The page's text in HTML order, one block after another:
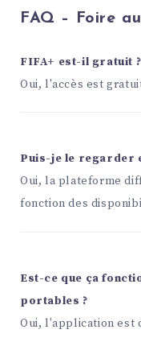
FAQ – Foire
FIFA+ est-il gratuit ?
Oui, l'accès est
Puis-je le regarder
Oui, la plateforme
fonction des
Est-ce que ça
portables ?
Oui, l'application est